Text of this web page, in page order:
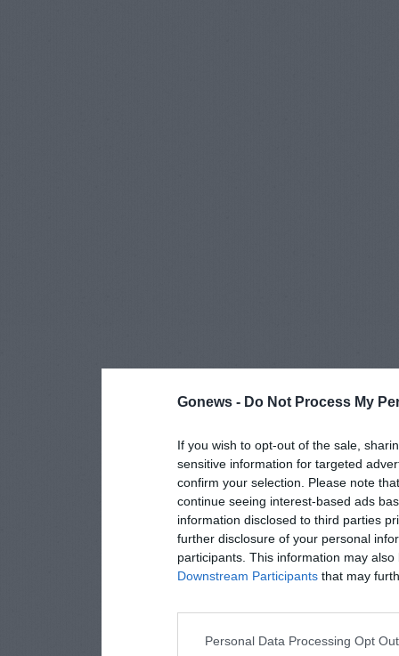
Gonews - Do Not Process My
If you wish to opt-out of the sale,
sensitive information for targeted
confirm your selection. Please note
continue seeing interest-based ads
information disclosed to third parties
further disclosure of your personal
participants. This information may
Downstream Participants that may
Personal Data Processing Opt